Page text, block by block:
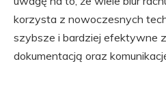
korzysta z nowoczesnych
szybsze i bardziej efektywne
dokumentacją oraz